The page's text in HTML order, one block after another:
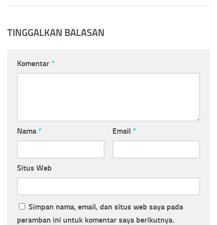
TINGGALKAN BALASAN
Komentar *
Nama * Email *
Situs Web
Simpan nama, email, dan situs web saya pada
peramban ini untuk komentar saya berikutnya.